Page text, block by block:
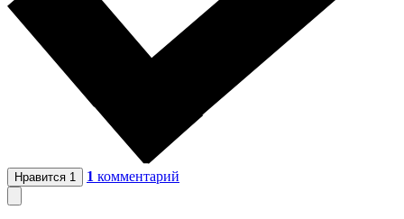
Нравится 1 1 комментарий